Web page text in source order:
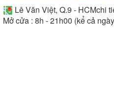
Lê Văn Việt, Q.9 - HCMchi
Mở cửa : 8h - 21h00 (kể cả